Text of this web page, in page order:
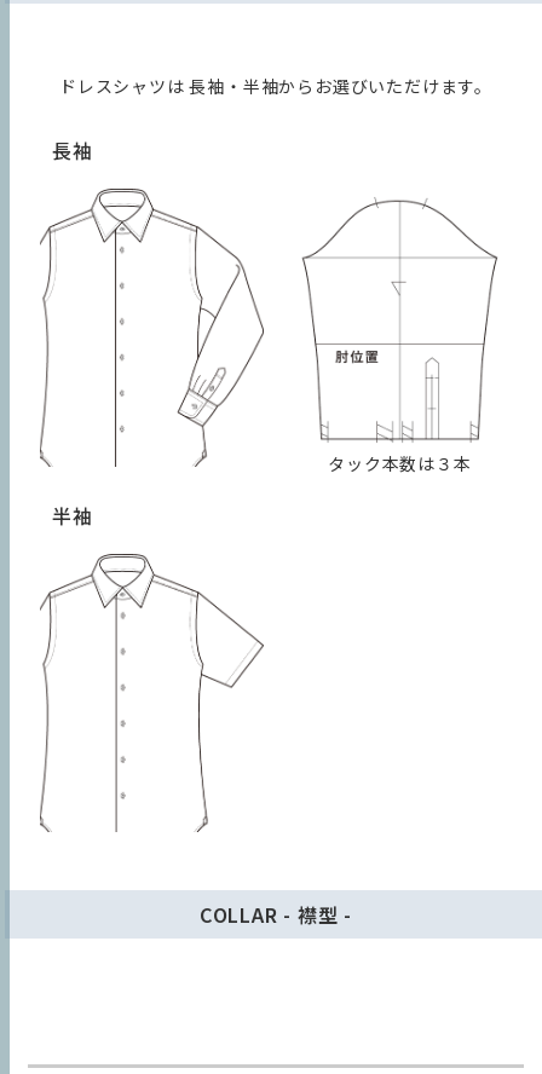
１．オーダーするサイズを決める
２．基本のデザインから変更する
数量：
オーダーするサイズをお決めください。
Classic model｜クラシックフィット
Euro model｜レギュラーフィット
Darts model｜スリムフィット
サイズの測り方と選び方
ドレスシャツは 長袖・半袖からお選びいただけます。
長袖
タック本数は３本
半袖
COLLAR - 襟型 -